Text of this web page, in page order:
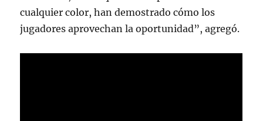
cualquier color, han demostrado cómo los
jugadores aprovechan la oportunidad”, agregó.